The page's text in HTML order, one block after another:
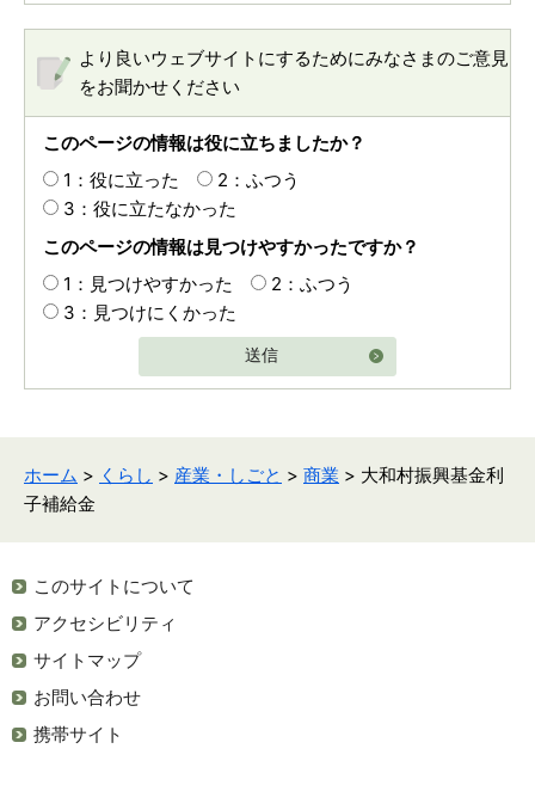
より良いウェブサイトにするためにみなさまのご意見
をお聞かせください
このページの情報は役に立ちましたか？
1：役に立った
2：ふつう
3：役に立たなかった
このページの情報は見つけやすかったですか？
1：見つけやすかった
2：ふつう
3：見つけにくかった
送信
ホーム > くらし > 産業・しごと > 商業 > 大和村振興基金利
子補給金
このサイトについて
アクセシビリティ
サイトマップ
お問い合わせ
携帯サイト